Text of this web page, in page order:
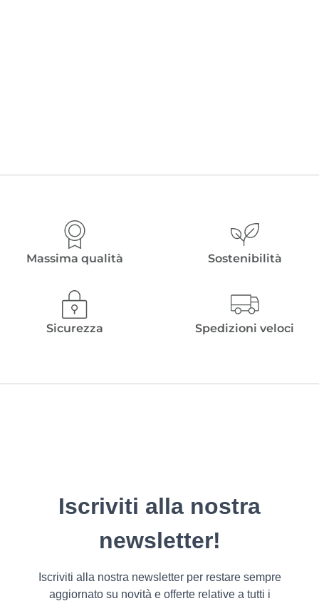
Massima qualità Sostenibilità
Sicurezza Spedizioni veloci
Iscriviti alla nostra
newsletter!
Iscriviti alla nostra newsletter per restare sempre
aggiornato su novità e offerte relative a tutti i